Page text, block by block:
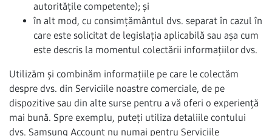
autoritățile competente); și
în alt mod, cu consimțământul dvs. separat în cazul în
care este solicitat de legislația aplicabilă sau așa cum
este descris la momentul colectării informațiilor dvs.
Utilizăm și combinăm informațiile pe care le colectăm
despre dvs. din Serviciile noastre comerciale, de pe
dispozitive sau din alte surse pentru a vă oferi o experiență
mai bună. Spre exemplu, puteți utiliza detaliile contului
dvs. Samsung Account nu numai pentru Serviciile